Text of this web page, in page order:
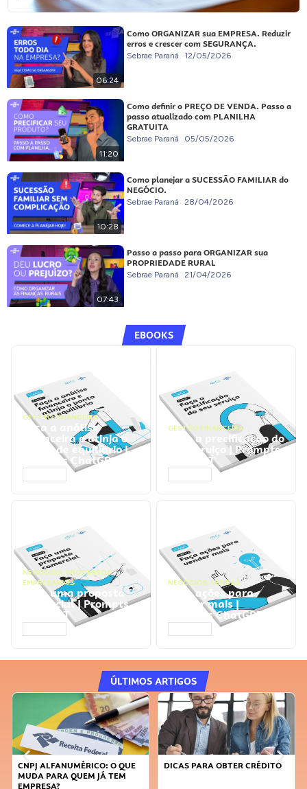
06:24
Como ORGANIZAR sua EMPRESA. Reduzir
erros e crescer com SEGURANÇA.
Sebrae Paraná 12/05/2026
11:20
Como definir o PREÇO DE VENDA. Passo a
passo atualizado com PLANILHA
GRATUITA
Sebrae Paraná 05/05/2026
10:28
Como planejar a SUCESSÃO FAMILIAR do
NEGÓCIO.
Sebrae Paraná 28/04/2026
07:43
Passo a passo para ORGANIZAR sua
PROPRIEDADE RURAL
Sebrae Paraná 21/04/2026
EBOOKS
GESTÃO FINANCEIRA
Faça a análise
financeira e atinja o
ponto de equilíbrio |
Prompts ChatGPT
GESTÃO FINANCEIRA
Faça a precificação do
seu serviço | Prompts
ChatGPT
NEGÓCIOS, PROCESSOS
EMPRESARIAIS
Faça uma proposta
comercial | Prompts
ChatGPT
NEGÓCIOS, VENDAS
Faça ações para
vender mais |
Prompts ChatGPT
ÚLTIMOS ARTIGOS
CNPJ ALFANUMÉRICO: O QUE
MUDA PARA QUEM JÁ TEM
EMPRESA?
DICAS PARA OBTER CRÉDITO